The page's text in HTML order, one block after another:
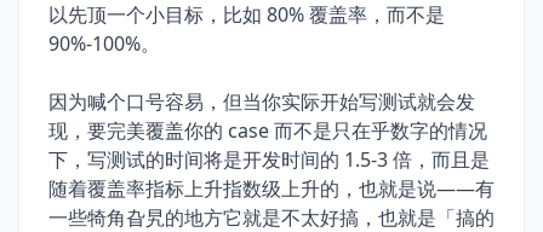
以先顶一个小目标，比如 80% 覆盖率，而不是
90%-100%。
因为喊个口号容易，但当你实际开始写测试就会发
现，要完美覆盖你的 case 而不是只在乎数字的情况
下，写测试的时间将是开发时间的 1.5-3 倍，而且是
随着覆盖率指标上升指数级上升的，也就是说——有
一些犄角旮旯的地方它就是不太好搞，也就是「搞的